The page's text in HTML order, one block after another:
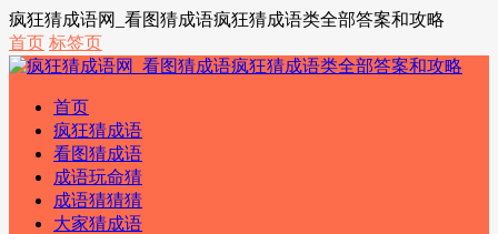
疯狂猜成语网_看图猜成语疯狂猜成语类全部答案和攻略
首页 标签页
首页
疯狂猜成语
看图猜成语
成语玩命猜
成语猜猜猜
大家猜成语